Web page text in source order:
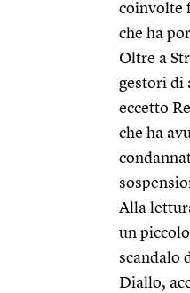
coinvolte
che ha
Oltre a
gestori di
eccetto
che ha
Alla
un
scandalo
Diallo,